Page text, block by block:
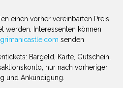
einen vorher vereinbarten Preis
werden. Interessenten können
senden
Bargeld, Karte, Gutschein,
nur nach vorheriger
und Ankündigung.